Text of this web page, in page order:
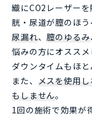
織にCO2レーザー
胱・尿道が膣のほう
尿漏れ、膣のゆるみ
悩みの方にオススメ
ダウンタイムもほ
また、 メスを使用
もしません。
1回の施術で効果が